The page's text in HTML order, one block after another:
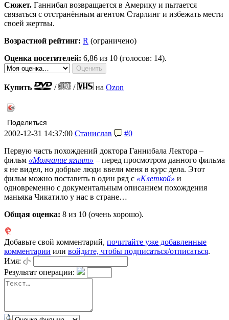
Сюжет. Ганнибал возвращается в Америку и пытается
связаться с отстранённым агентом Старлинг и избежать мести
своей жертвы.
Возрастной рейтинг: R (ограничено)
Оценка посетителей: 6,86 из 10 (голосов: 14).
Купить / / наOzon
Поделиться
2002-12-31 14:37:00 Станислав
#0
Первую часть похождений доктора Ганнибала Лектора –
фильм «Молчание ягнят» – перед просмотром данного фильма
я не видел, но добрые люди ввели меня в курс дела. Этот
фильм можно поставить в один ряд с «Клеткой» и
одновременно с документальным описанием похождения
маньяка Чикатило у нас в стране…
Общая оценка: 8 из 10 (очень хорошо).
Добавьте свой комментарий, почитайте уже добавленные
комментарии или войдите, чтобы подписаться/отписаться.
Имя:
Результат операции: